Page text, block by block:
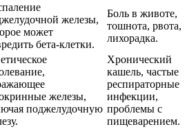
железы,
может
бета-клетки.
Боль в животе,
тошнота, рвота,
лихорадка.
железы,
поджелудочную
Хронический
кашель, частые
респираторные
инфекции,
проблемы с
пищеварением.